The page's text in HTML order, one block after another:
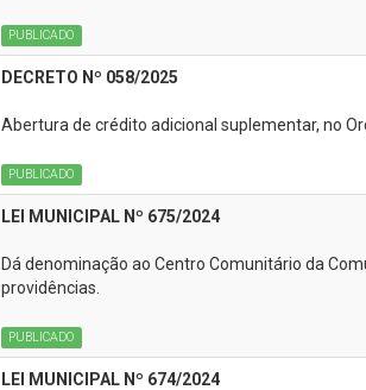
PUBLICADO
DECRETO Nº 058/2025
Abertura de crédito adicional suplementar, no
PUBLICADO
LEI MUNICIPAL Nº 675/2024
Dá denominação ao Centro Comunitário da
providências.
PUBLICADO
LEI MUNICIPAL Nº 674/2024